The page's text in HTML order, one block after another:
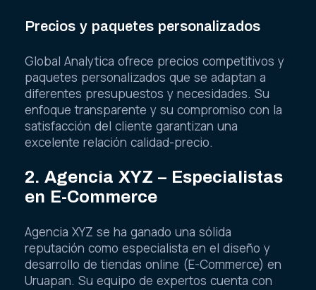
Precios y paquetes personalizados
Global Analytica ofrece precios competitivos y
paquetes personalizados que se adaptan a
diferentes presupuestos y necesidades. Su
enfoque transparente y su compromiso con la
satisfacción del cliente garantizan una
excelente relación calidad-precio.
2. Agencia XYZ – Especialistas
en E-Commerce
Agencia XYZ se ha ganado una sólida
reputación como especialista en el diseño y
desarrollo de tiendas online (E-Commerce) en
Uruapan. Su equipo de expertos cuenta con